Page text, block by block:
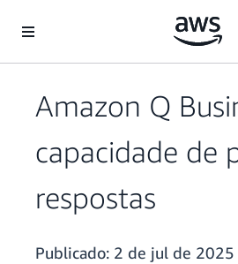
Pular para o conteúdo principal
Amazon Q
capacidade de
respostas
Publicado: 2 de jul de 2025